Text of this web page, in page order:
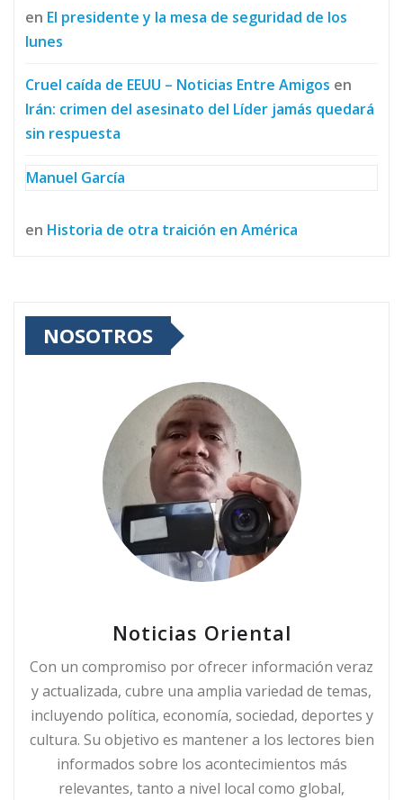
en El presidente y la mesa de seguridad de los
lunes
Cruel caída de EEUU – Noticias Entre Amigos en
Irán: crimen del asesinato del Líder jamás quedará
sin respuesta
Manuel García
en Historia de otra traición en América
NOSOTROS
Noticias Oriental
Con un compromiso por ofrecer información veraz
y actualizada, cubre una amplia variedad de temas,
incluyendo política, economía, sociedad, deportes y
cultura. Su objetivo es mantener a los lectores bien
informados sobre los acontecimientos más
relevantes, tanto a nivel local como global,